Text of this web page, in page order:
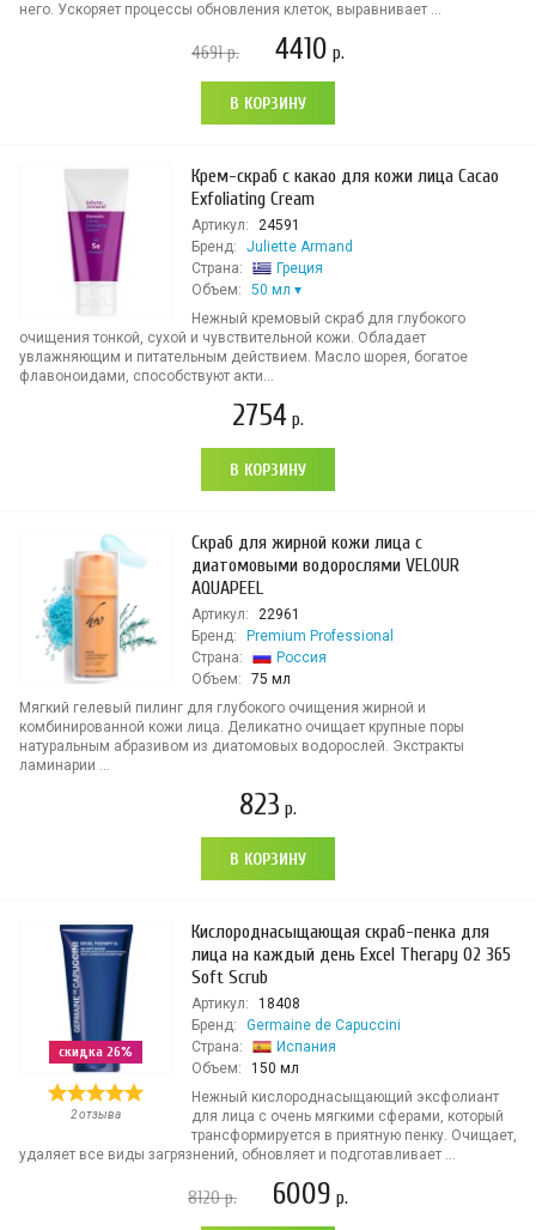
него. Ускоряет процессы обновления клеток, выравнивает ...
4691р. 4410 р.
В КОРЗИНУ
Крем-скраб с какао для кожи лица Cacao
Exfoliating Cream
Артикул:
24591
Бренд:
Juliette Armand
Страна:
Греция
Объем:
50 мл
Нежный кремовый скраб для глубокого
очищения тонкой, сухой и чувствительной кожи. Обладает
увлажняющим и питательным действием. Масло шорея, богатое
флавоноидами, способствуют акти...
2754 р.
В КОРЗИНУ
Скраб для жирной кожи лица с
диатомовыми водорослями VELOUR
AQUAPEEL
Артикул:
22961
Бренд:
Premium Professional
Страна:
Россия
Объем:
75 мл
Мягкий гелевый пилинг для глубокого очищения жирной и
комбинированной кожи лица. Деликатно очищает крупные поры
натуральным абразивом из диатомовых водорослей. Экстракты
ламинарии ...
823 р.
В КОРЗИНУ
скидка 26%
2 отзыва
Кислороднасыщающая скраб-пенка для
лица на каждый день Excel Therapy O2 365
Soft Scrub
Артикул:
18408
Бренд:
Germaine de Capuccini
Страна:
Испания
Объем:
150 мл
Нежный кислороднасыщающий эксфолиант
для лица с очень мягкими сферами, который
трансформируется в приятную пенку. Очищает,
удаляет все виды загрязнений, обновляет и подготавливает ...
8120р. 6009 р.